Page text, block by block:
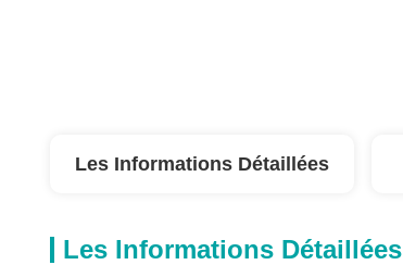
Les Informations Détaillées
Les Informations Détaillées